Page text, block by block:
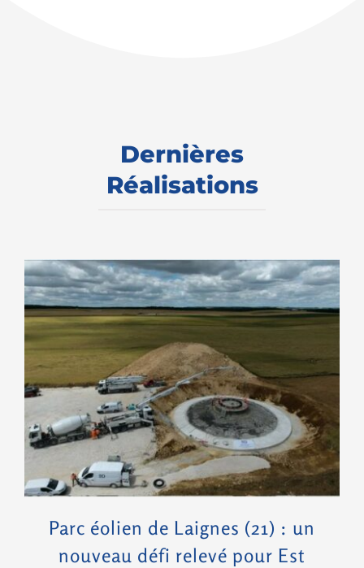
Dernières
Réalisations
Parc éolien de Laignes (21) : un
nouveau défi relevé pour Est